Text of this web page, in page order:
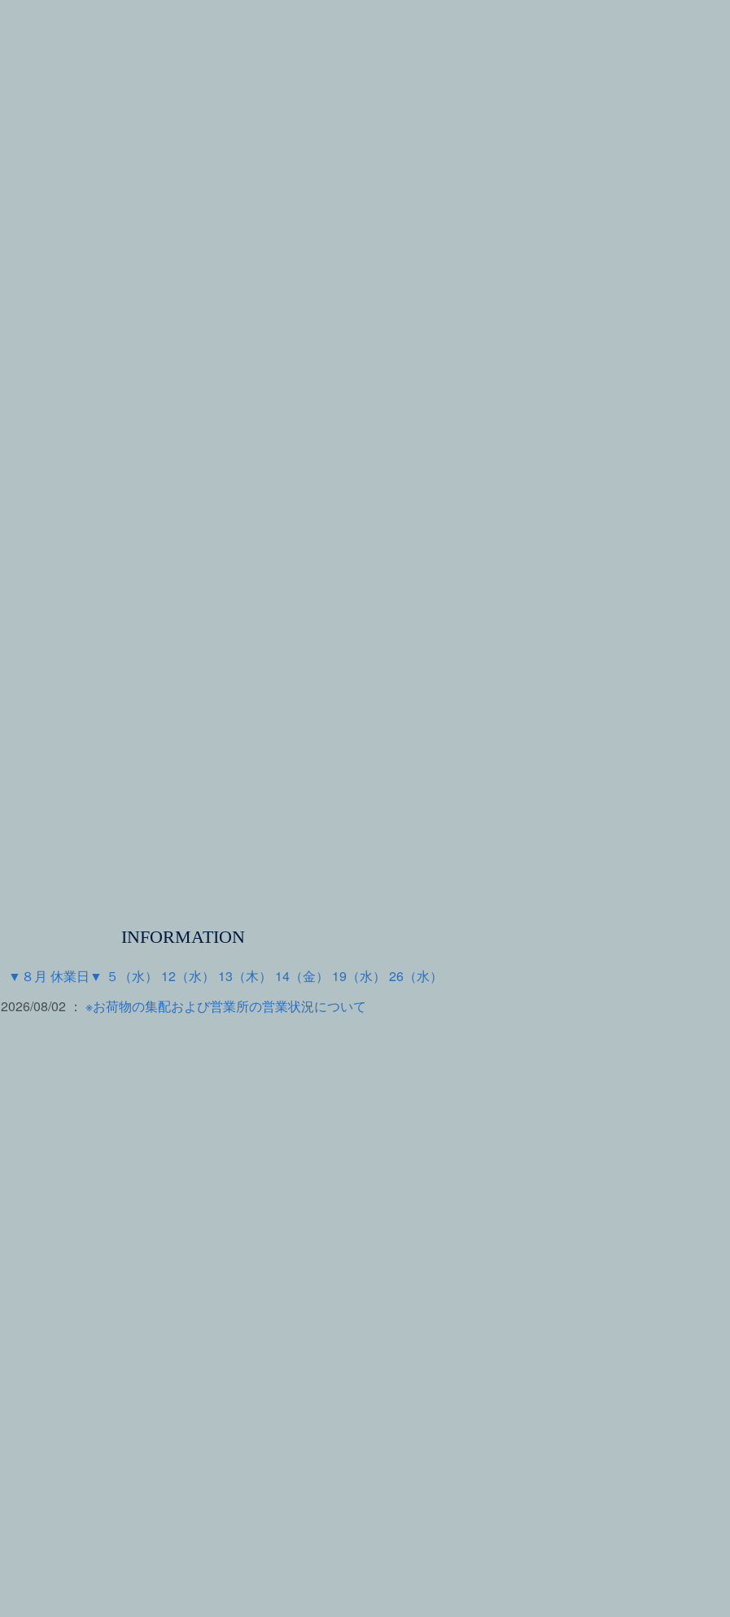
INFORMATION
▼８月 休業日▼ ５（水） 12（水） 13（木） 14（金） 19（水） 26（水）
2026/08/02 ： ※お荷物の集配および営業所の営業状況について